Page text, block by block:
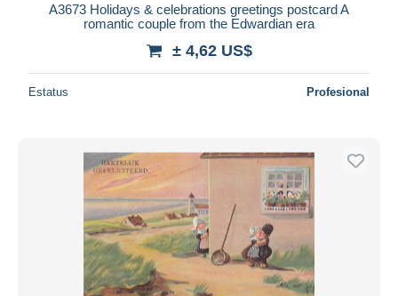
A3673 Holidays & celebrations greetings postcard A
romantic couple from the Edwardian era
± 4,62 US$
Estatus Profesional